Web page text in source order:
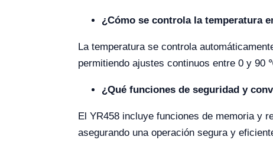
¿Cómo se controla la temperatura
La temperatura se controla
permitiendo ajustes continuos entre 0 y
¿Qué funciones de seguridad y
El YR458 incluye funciones de memoria y
asegurando una operación segura y